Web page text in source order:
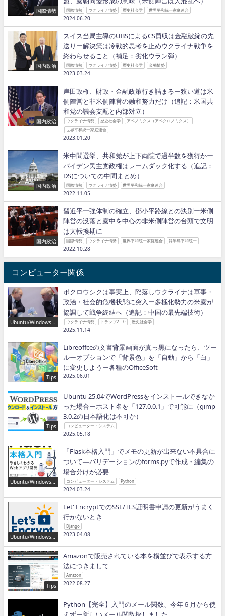
国際情勢 国際情勢 ウクライナ情勢 歴史社会学 世界平和統一家庭連合
2024.06.20
国内政治
スイス当局主導のUBSによるCS買収は金融破綻の先
送りー解決策は冷戦的思考を止めウクライナ戦争を
終わらせること（補足：劣化ウラン弾）
国際情勢 ウクライナ情勢 歴史社会学 金融情勢
2023.03.24
国内政治
岸田政権、財政・金融政策行き詰まるー狭い道は米
側陣営と非米側陣営の融和努力だけ（追記：米国共
和党の議会支配と内部対立）
ウクライナ情勢 歴史社会学
アベノミクス（アベクロノミクス）
世界平和統一家庭連合
2023.01.20
国内政治
米中間選挙、共和党が上下両院で過半数を獲得かー
バイデン民主党政権はレームダック化する（追記：
DSについての中間まとめ）
国際情勢 ウクライナ情勢 世界平和統一家庭連合
2022.11.05
国内政治
習近平一強体制の確立、鄧小平路線との決別ー米側
陣営の没落と露中を中心の非米側陣営の台頭で文明
は大転換期に
国際情勢 ウクライナ情勢 世界平和統一家庭連合 韓半島平和統一
2022.10.28
コンピューター関係
Ubuntu/Windows/P
ポクロウシクは事実上、陥落しウクライナは軍事・
政治・社会的危機状態に突入ー多極化勢力の米露が
協調して戦争終結へ（追記：中国の最先端技術）
ウクライナ情勢 トランプ2．0 歴史社会学
2025.11.14
Tips
Libreoffceの文書背景画面が真っ黒になったら、ツー
ルーオプションで「背景色」を「自動」から「白」
に変更しようー各種のOfficeSoft
2025.06.01
Tips
Ubuntu 25.04でWordPressをインストールできなか
った場合ーホスト名を「127.0.0.1」で可能に（gimp
3.0.2の日本語化は不可か）
コンピューター・システム
2025.05.18
Ubuntu/Windows/P
「Flask本格入門」でメモの更新が出来ない不具合に
ついて―バリデーションのforms.pyで作成・編集の
場合分けが必要
コンピューター・システム Python
2024.03.24
Ubuntu/Windows/P
ython/IT
Let' EncryptでのSSL/TLS証明書申請の更新がうまく
行かないとき
Django
2023.04.08
Tips
Amazonで販売されている本を横並びで表示する方
法につきまして
Amazon
2022.08.27
Python【完全】入門のメール関数、今年６月から使